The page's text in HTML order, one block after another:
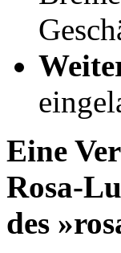
Eine
Rosa-
des